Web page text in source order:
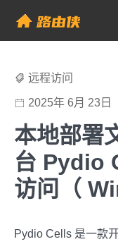
content
帮助中心
远程访问
2025年 6月 23日
本地部署
台 Pydio
访问（
Pydio Cells 是一款